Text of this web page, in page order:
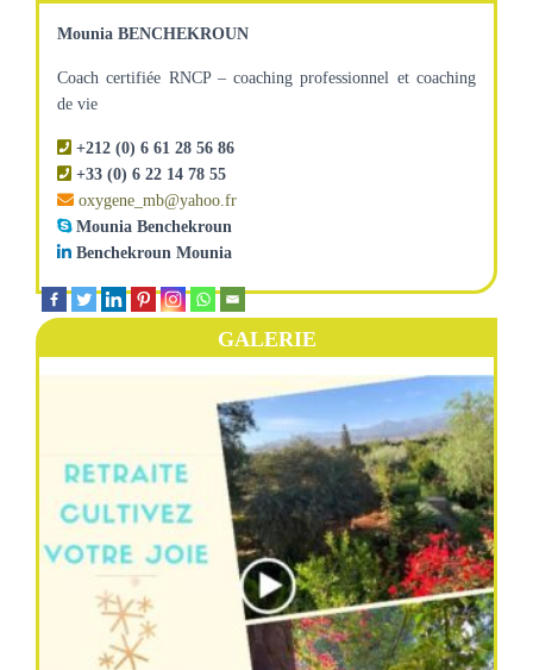
Mounia BENCHEKROUN
Coach certifiée RNCP – coaching professionnel et coaching
de vie
+212 (0) 6 61 28 56 86
+33 (0) 6 22 14 78 55
oxygene_mb@yahoo.fr
Mounia Benchekroun
Benchekroun Mounia
GALERIE